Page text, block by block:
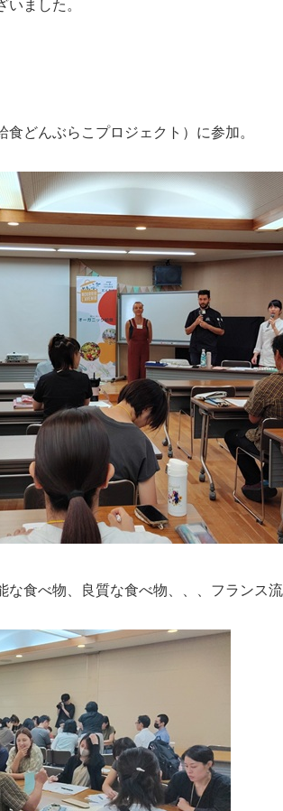
ました。
食どんぶらこプロジェクト）に参加。
な食べ物、良質な食べ物、、、フランス